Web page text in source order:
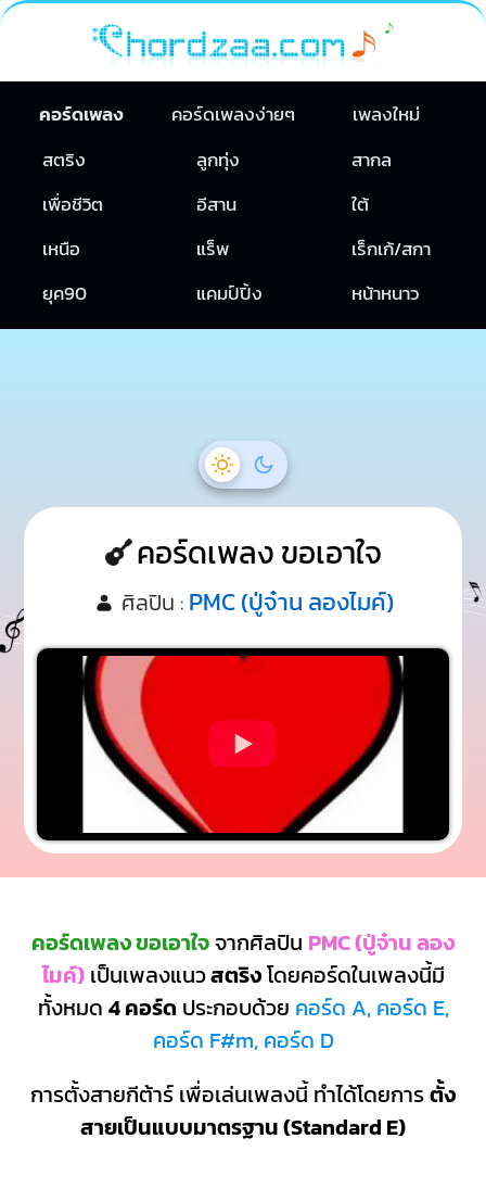
คอร์ดเพลง คอร์ดเพลงง่ายๆ
เพลงใหม่
สตริง
ลูกทุ่ง
สากล
เพื่อชีวิต
อีสาน
ใต้
เหนือ
แร็พ
เร็กเก้/สกา
ยุค90
แคมป์ปิ้ง หน้าหนาว
คอร์ดเพลง ขอเอาใจ
ศิลปิน : PMC (ปู่จ๋าน ลองไมค์)
คอร์ดเพลง ขอเอาใจ จากศิลปิน PMC (ปู่จ๋าน ลอง
ไมค์)เป็นเพลงแนวสตริงโดยคอร์ดในเพลงนี้มี
ทั้งหมด 4 คอร์ด ประกอบด้วย คอร์ด A, คอร์ด E,
คอร์ด F#m, คอร์ด D
การตั้งสายกีต้าร์ เพื่อเล่นเพลงนี้ ทำได้โดยการตั้ง
สายเป็นแบบมาตรฐาน (Standard E)